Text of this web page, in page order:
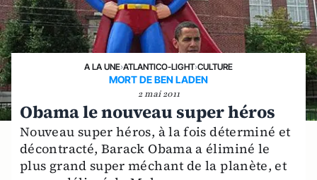
A LA UNE›ATLANTICO-LIGHT›CULTURE
MORT DE BEN LADEN
2 mai 2011
Obama le nouveau super héros
Nouveau super héros, à la fois déterminé et
décontracté, Barack Obama a éliminé le
plus grand super méchant de la planète, et